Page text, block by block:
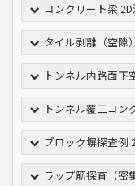
コンクリート梁
タイル剥離（空隙
トンネル内路面下
トンネル覆工コン
ブロック塀探査例
ラップ筋探査（密